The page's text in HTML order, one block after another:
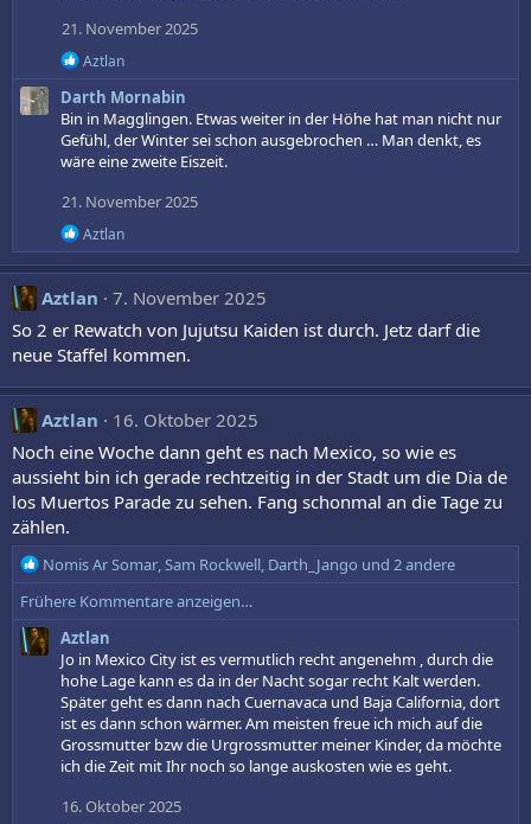
e
n
:
21. November 2025
R
e
a
k
t
o
e
n
:
Aztlan
Darth Mornabin
Bin in Magglingen. Etwas weiter in der Höhe hat man nicht nur
Gefühl, der Winter sei schon ausgebrochen … Man denkt, es
wäre eine zweite Eiszeit.
21. November 2025
R
e
a
t
i
o
n
e
n
:
Aztlan
Aztlan
7. November 2025
So 2 er Rewatch von Jujutsu Kaiden ist durch. Jetz darf die
neue Staffel kommen.
Aztlan
16. Oktober 2025
Noch eine Woche dann geht es nach Mexico, so wie es
aussieht bin ich gerade rechtzeitig in der Stadt um die Dia de
los Muertos Parade zu sehen. Fang schonmal an die Tage zu
zählen.
R
e
a
k
t
Nomis Ar Somar,Sam Rockwell, Darth_Jango und 2 andere
Frühere Kommentare anzeigen…
Aztlan
Jo in Mexico City ist es vermutlich recht angenehm , durch die
hohe Lage kann es da in der Nacht sogar recht Kalt werden.
Später geht es dann nach Cuernavaca und Baja California, dort
ist es dann schon wärmer. Am meisten freue ich mich auf die
Grossmutter bzw die Urgrossmutter meiner Kinder, da möchte
ich die Zeit mit Ihr noch so lange auskosten wie es geht.
16. Oktober 2025